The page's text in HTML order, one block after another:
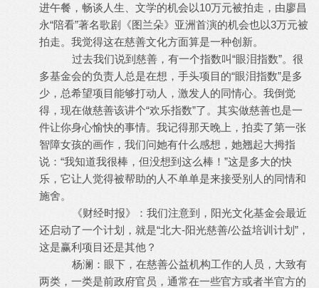
进午餐，畅谈人生、文学的机会以10万元被拍走，由廖昌
永“陪看”著名歌剧《图兰朵》亚洲首演的机会也以3万元被
拍走。我觉得这在慈善文化方面算是一种创新。
过去我们说到慈善，有一个指数叫“眼泪指数”。很
多基金会的负责人总是在想，手头项目的“眼泪指数”是多
少，总希望项目能够打动人，激发人的同情心。我倒觉
得，现在做慈善该讲个“欢乐指数”了。其实做慈善也是一
件让你身心愉快的事情。我记得那天晚上，拍卖了第一张
智障女孩的画作，我们问她有什么感想，她翘起大拇指
说：“我知道我很棒，但没想到这么棒！”这是多大的快
乐，它让人觉得被帮助的人不单单是来接受别人的同情和
施舍。
《财经时报》：我们注意到，阳光文化基金会最近
还启动了一个计划，就是“北大-阳光慈善/公益培训计划”，
这是赢利项目还是其他？
杨澜：眼下，在慈善公益机构工作的人员，大致有
两类，一类是前政府官员，通常在一些官方或者半官方的